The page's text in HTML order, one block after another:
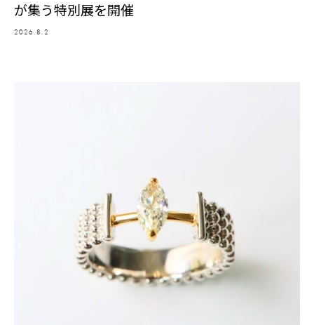
が集う特別展を開催
2026.8.2